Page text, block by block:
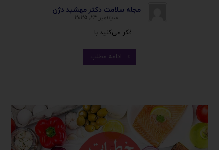
مجله سلامت دکتر مهشید دژن
سپتامبر ۲۳, ۲۰۲۵
فکر می‌کنید با ...
ادامه مطلب